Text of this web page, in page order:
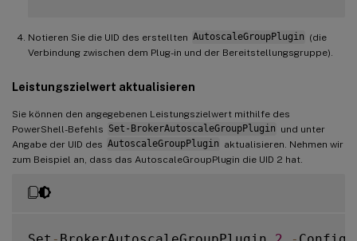
Notieren Sie die UID des erstellten AutoscaleGroupPlugin (die
Verbindung zwischen dem Plug-in und der Bereitstellungsgruppe).
Leistungszielwert aktualisieren
Sie können den angegebenen Leistungszielwert mithilfe des
PowerShell-Befehls Set-BrokerAutoscaleGroupPlugin und unter
Angabe der UID des AutoscaleGroupPlugin aktualisieren. Nehmen wir
zum Beispiel an, dass das AutoscaleGroupPlugin die UID 2 hat.